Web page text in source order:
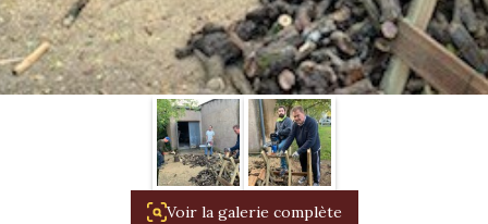
Présentation 15 six
Evolution 7 et 11 -
1934/1941
Evolution 11 –
1945/1952
Voir la galerie complète